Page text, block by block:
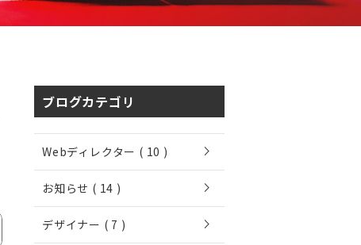
ブログカテゴリ
Webディレクター ( 10 ) chevron_right
お知らせ ( 14 ) chevron_right
デザイナー ( 7 ) chevron_right